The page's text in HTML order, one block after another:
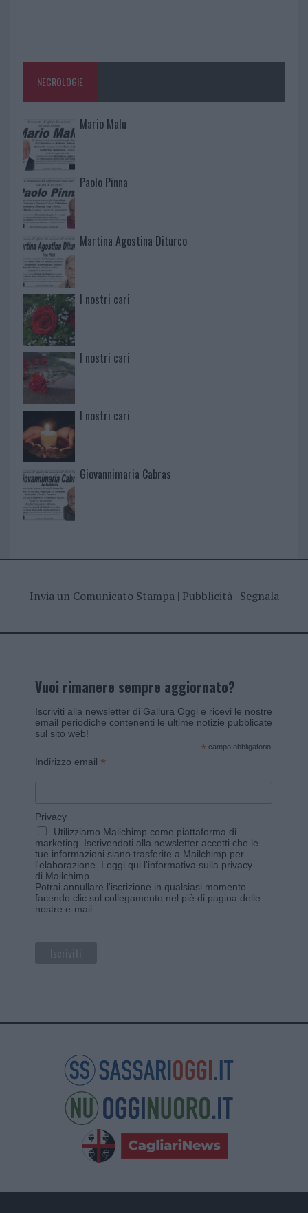
NECROLOGIE
Mario Malu
Paolo Pinna
Martina Agostina Diturco
I nostri cari
I nostri cari
I nostri cari
Giovannimaria Cabras
Invia un Comunicato Stampa| Pubblicità| Segnala
Vuoi rimanere sempre aggiornato?
Iscriviti alla newsletter di Gallura Oggi e ricevi le nostre
email periodiche contenenti le ultime notizie pubblicate
sul sito web!
* campo obbligatorio
Indirizzo email *
Privacy
Utilizziamo Mailchimp come piattaforma di
marketing. Iscrivendoti alla newsletter accetti che le
tue informazioni siano trasferite a Mailchimp per
l'elaborazione. Leggi qui l'informativa sulla privacy
di Mailchimp
Potrai annullare l'iscrizione in qualsiasi momento
facendo clic sul collegamento nel piè di pagina delle
nostre e-mail.